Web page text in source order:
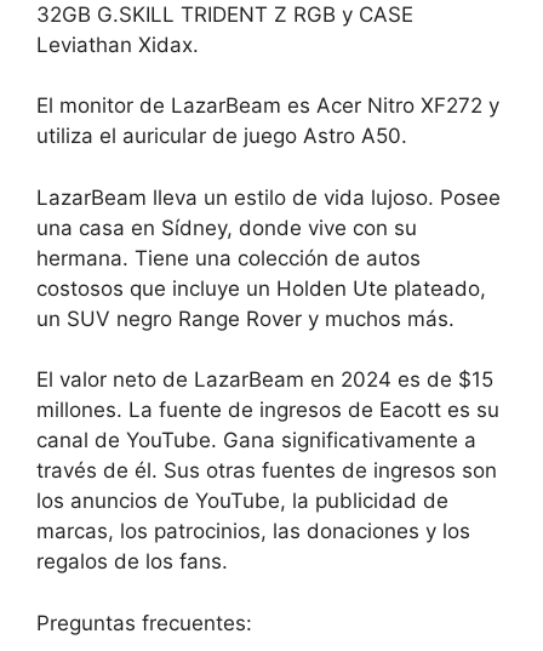
32GB G.SKILL TRIDENT Z RGB y CASE
Leviathan Xidax.
El monitor de LazarBeam es Acer Nitro XF272 y
utiliza el auricular de juego Astro A50.
LazarBeam lleva un estilo de vida lujoso. Posee
una casa en Sídney, donde vive con su
hermana. Tiene una colección de autos
costosos que incluye un Holden Ute plateado,
un SUV negro Range Rover y muchos más.
El valor neto de LazarBeam en 2024 es de $15
millones. La fuente de ingresos de Eacott es su
canal de YouTube. Gana significativamente a
través de él. Sus otras fuentes de ingresos son
los anuncios de YouTube, la publicidad de
marcas, los patrocinios, las donaciones y los
regalos de los fans.
Preguntas frecuentes: